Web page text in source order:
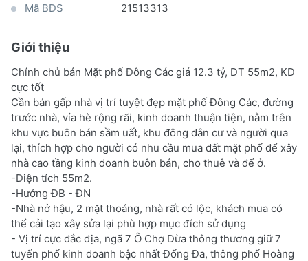
Mã BĐS
21513313
Giới thiệu
Chính chủ bán Mặt phố Đông Các giá 12.3 tỷ, DT 55m2, KD
cực tốt
Cần bán gấp nhà vị trí tuyệt đẹp mặt phố Đông Các, đường
trước nhà, vỉa hè rộng rãi, kinh doanh thuận tiện, nằm trên
khu vực buôn bán sầm uất, khu đông dân cư và người qua
lại, thích hợp cho người có nhu cầu mua đất mặt phố để xây
nhà cao tầng kinh doanh buôn bán, cho thuê và để ở.
-Diện tích 55m2.
-Hướng ĐB - ĐN
-Nhà nở hậu, 2 mặt thoáng, nhà rất có lộc, khách mua có
thể cải tạo xây sửa lại phù hợp mục đích sử dụng
- Vị trí cực đắc địa, ngã 7 Ô Chợ Dừa thông thương giữ 7
tuyến phố kinh doanh bậc nhất Đống Đa, thông phố Hoàng